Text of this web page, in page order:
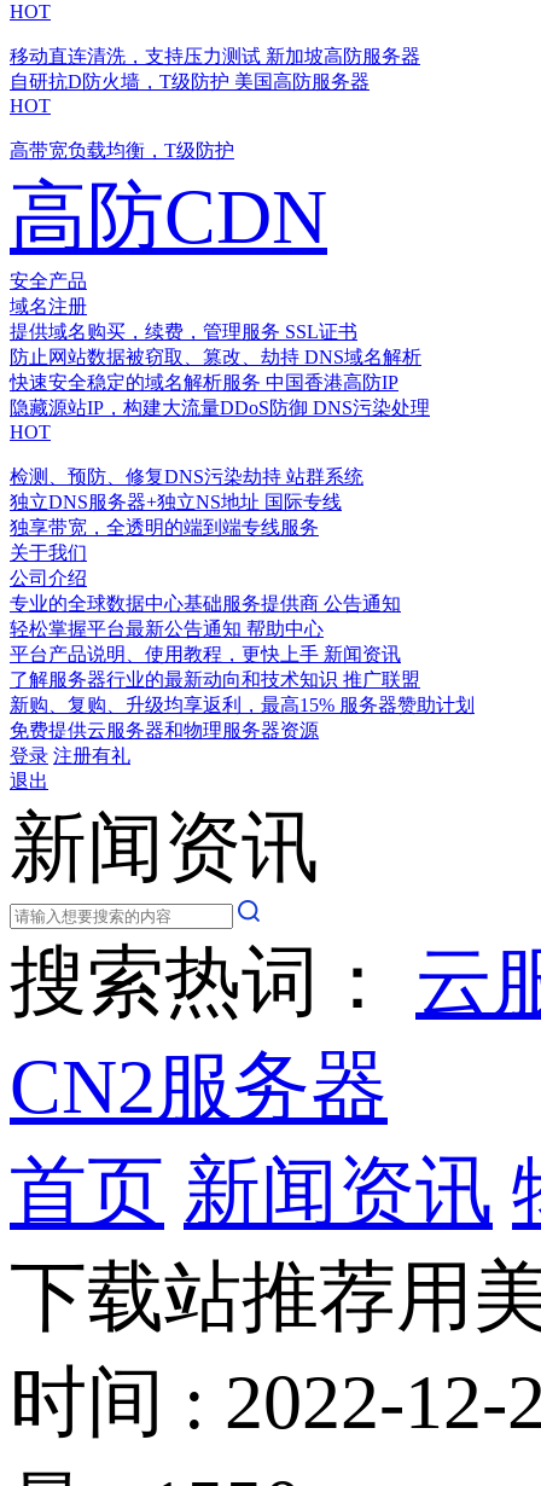
HOT
移动直连清洗，支持压力测试 新加坡高防服务器
自研抗D防火墙，T级防护 美国高防服务器
HOT
高带宽负载均衡，T级防护
高防CDN
安全产品
域名注册
提供域名购买，续费，管理服务 SSL证书
防止网站数据被窃取、篡改、劫持 DNS域名解析
快速安全稳定的域名解析服务 中国香港高防IP
隐藏源站IP，构建大流量DDoS防御 DNS污染处理
HOT
检测、预防、修复DNS污染劫持 站群系统
独立DNS服务器+独立NS地址 国际专线
独享带宽，全透明的端到端专线服务
关于我们
公司介绍
专业的全球数据中心基础服务提供商 公告通知
轻松掌握平台最新公告通知 帮助中心
平台产品说明、使用教程，更快上手 新闻资讯
了解服务器行业的最新动向和技术知识 推广联盟
新购、复购、升级均享返利，最高15% 服务器赞助计划
免费提供云服务器和物理服务器资源
登录 注册有礼
退出
新闻资讯
搜索热词： 云
CN2服务器
首页 新闻资讯
下载站推荐用
时间 : 2022-12-